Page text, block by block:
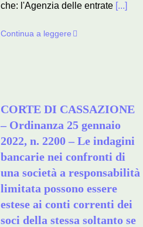
che: l'Agenzia delle entrate [...]
Continua a leggere
CORTE DI CASSAZIONE
– Ordinanza 25 gennaio
2022, n. 2200 – Le indagini
bancarie nei confronti di
una società a responsabilità
limitata possono essere
estese ai conti correnti dei
soci della stessa soltanto se